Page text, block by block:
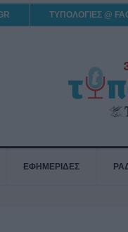
ΤΥΠΟΛΟΓΙΕΣ @
ΕΦΗΜΕΡΙΔΕΣ